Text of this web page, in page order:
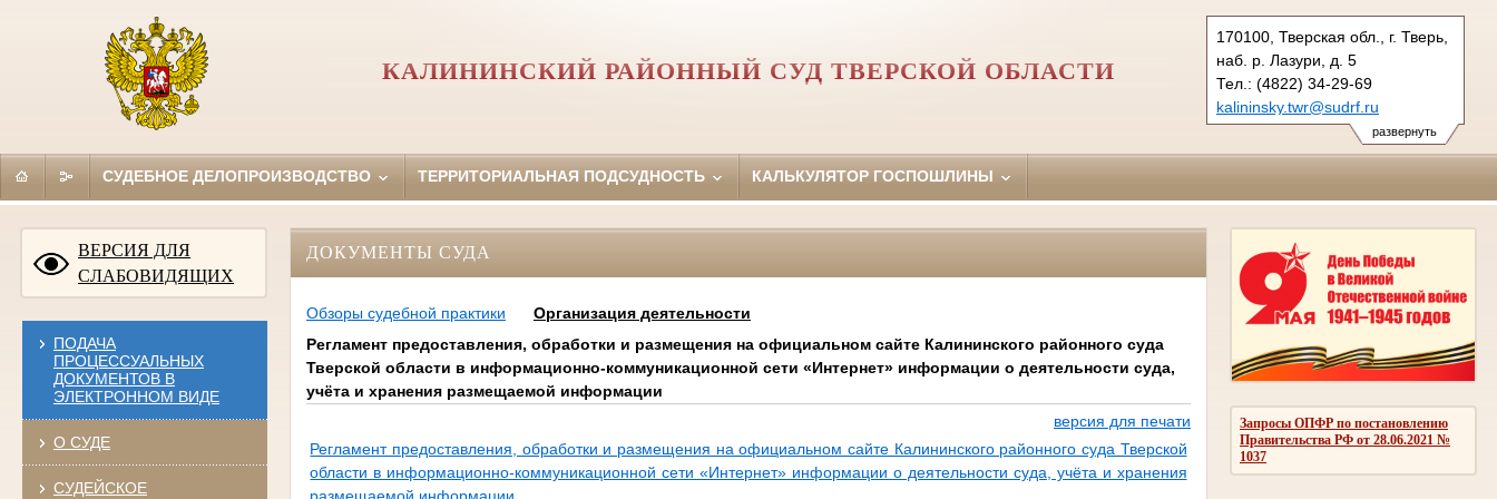
развернуть
170100, Тверская обл., г. Тверь,
наб. р. Лазури, д. 5
Тел.: (4822) 34-29-69
kalininsky.twr@sudrf.ru
КАЛИНИНСКИЙ РАЙОННЫЙ СУД ТВЕРСКОЙ ОБЛАСТИ
СУДЕБНОЕ ДЕЛОПРОИЗВОДСТВО ТЕРРИТОРИАЛЬНАЯ ПОДСУДНОСТЬ КАЛЬКУЛЯТОР ГОСПОШЛИНЫ
ВЕРСИЯ ДЛЯ
СЛАБОВИДЯЩИХ
ПОДАЧА
ПРОЦЕССУАЛЬНЫХ
ДОКУМЕНТОВ В
ЭЛЕКТРОННОМ ВИДЕ
О СУДЕ
СУДЕЙСКОЕ
Запросы ОПФР по постановлению
Правительства РФ от 28.06.2021 №
1037
ДОКУМЕНТЫ СУДА
Обзоры судебной практики
Организация деятельности
Регламент предоставления, обработки и размещения на официальном сайте Калининского районного суда
Тверской области в информационно-коммуникационной сети «Интернет» информации о деятельности суда,
учёта и хранения размещаемой информации
версия для печати
Регламент предоставления, обработки и размещения на официальном сайте Калининского районного суда Тверской
области в информационно-коммуникационной сети «Интернет» информации о деятельности суда, учёта и хранения
размещаемой информации